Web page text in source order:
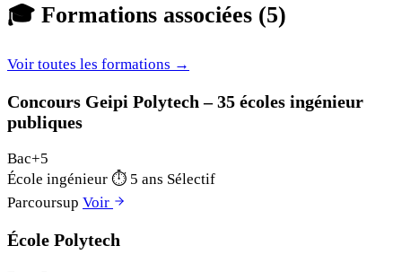
🎓 Formations associées (5)
Voir toutes les formations →
Concours Geipi Polytech – 35 écoles ingénieur
publiques
Bac+5
École ingénieur ⏱ 5 ans Sélectif
Parcoursup Voir
École Polytech